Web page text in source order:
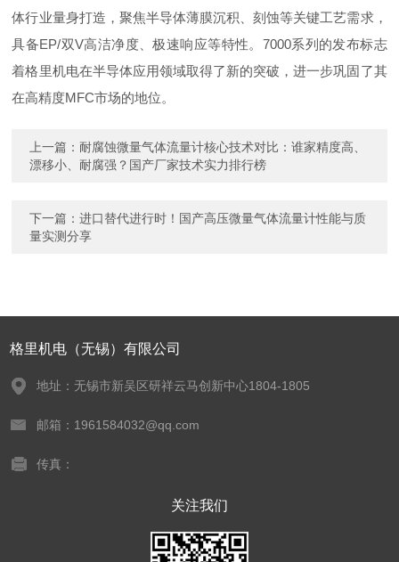
体行业量身打造，聚焦半导体薄膜沉积、刻蚀等关键工艺需求，
具备EP/双V高洁净度、极速响应等特性。7000系列的发布标志
着格里机电在半导体应用领域取得了新的突破，进一步巩固了其
在高精度MFC市场的地位。
上一篇： 耐腐蚀微量气体流量计核心技术对比：谁家精度高、
漂移小、耐腐强？国产厂家技术实力排行榜
下一篇：进口替代进行时！国产高压微量气体流量计性能与质
量实测分享
格里机电（无锡）有限公司
地址：无锡市新吴区研祥云马创新中心1804-1805
邮箱：1961584032@qq.com
传真：
关注我们